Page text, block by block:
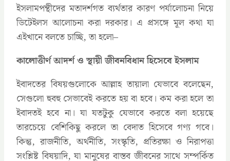
ইসলামপন্থীদের মতাদর্শগত ব্যর্থতার কারণ পর্যালোচনা নিয়ে
ডিটেইলস আলোচনা করা দরকার। এ প্রসঙ্গে মূল কথা যা
এইখানে বলতে চাচ্ছি, তা হলো–
কালোত্তীর্ণ আদর্শ ও স্থায়ী জীবনবিধান হিসেবে ইসলাম
ইবাদতের বিষয়গুলোকে আল্লাহ তায়ালা যেভাবে বলেছেন,
সেগুলো হুবহু সেভাবেই করতে হয় বা হবে। কম করা হলে তা
ইবাদতই হবে না। যা যতটুকু যেভাবে করতে বলা হয়েছে
তারচেয়ে বেশিকিছু করলে তা বেদাত হিসেবে গণ্য গবে।
কিন্তু, রাজনীতি, অর্থনীতি, সংস্কৃতি, প্রতিরক্ষা ও নিরাপত্তা
সংশ্লিষ্ট বিষয়াদি, যা মানুষের বাস্তব জীবনের সাথে সম্পর্কিত